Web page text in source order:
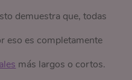
demuestra que, todas
eso es completamente
más largos o cortos.